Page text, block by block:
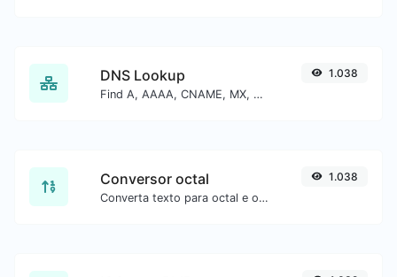
DNS Lookup
Find A, AAAA, CNAME, MX, NS, TXT, SOA DNS records of a host.
1.038
Conversor octal
Converta texto para octal e o contrário para qualquer entrada de string.
1.038